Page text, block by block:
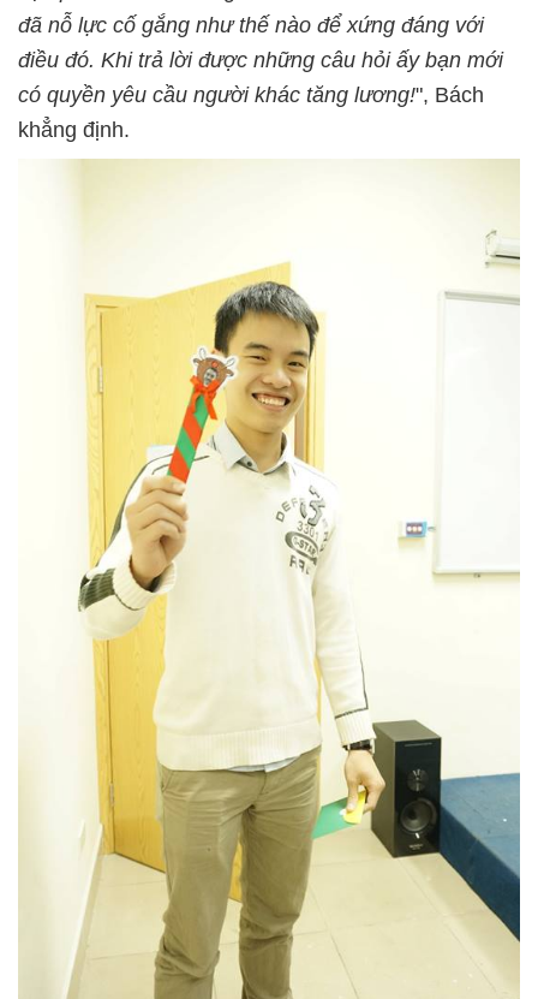
đã nỗ lực cố gắng như thế nào để xứng đáng với
điều đó. Khi trả lời được những câu hỏi ấy bạn mới
có quyền yêu cầu người khác tăng lương!", Bách
khẳng định.